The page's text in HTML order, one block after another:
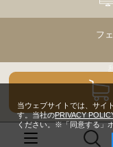
フ
個人情報
Copyright©
当ウェブサイトでは、サイ
す。当社のPRIVACY
ください。※「同意する」